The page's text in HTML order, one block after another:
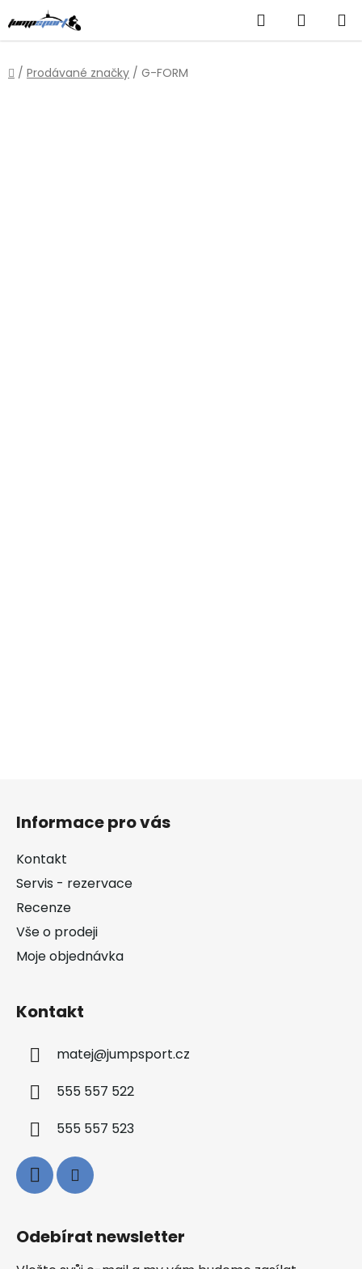
na
obsah
Hledat
KOŠÍK
Domů
/ Prodávané značky / G-FORM
Informace pro vás
Kontakt
Servis - rezervace
Recenze
Vše o prodeji
Moje objednávka
Kontakt
matej@jumpsport.cz
555 557 522
555 557 523
Odebírat newsletter